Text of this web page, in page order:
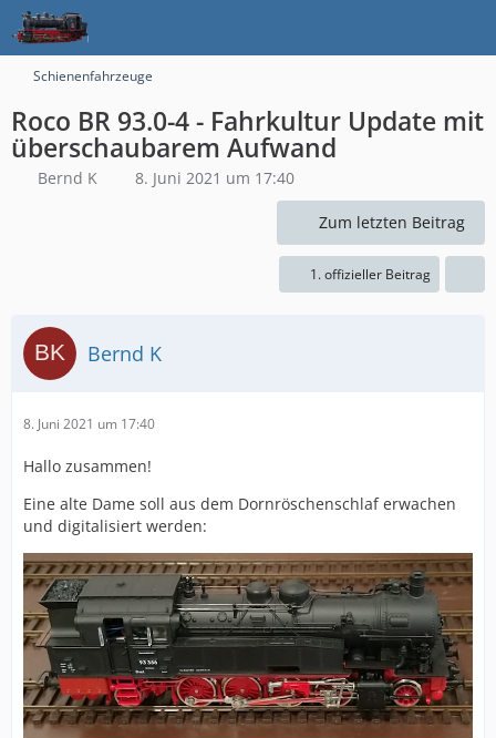
Schienenfahrzeuge
Roco BR 93.0-4 - Fahrkultur Update mit
überschaubarem Aufwand
Bernd K 8. Juni 2021 um 17:40
Zum letzten Beitrag
1. offizieller Beitrag
Bernd K
8. Juni 2021 um 17:40
Hallo zusammen!
Eine alte Dame soll aus dem Dornröschenschlaf erwachen
und digitalisiert werden: